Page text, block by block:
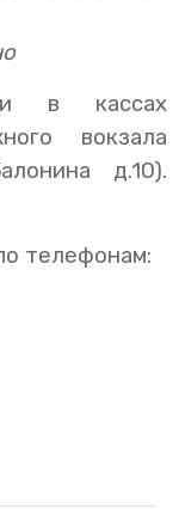
в кассах
вокзала
д.10).
телефонам: